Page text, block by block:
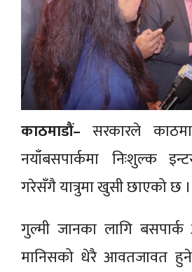
काठमाडौं– सरकारले
नयाँबसपार्कमा निःशुल्क
गरेसँगै यात्रुमा खुसी छाएको छ ।
गुल्मी जानका लागि
मानिसको धेरै आवतजावत हुने